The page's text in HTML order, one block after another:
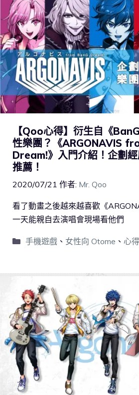
【Qoo心得】衍生自《
性樂團？《ARGONAVIS
Dream!》入門介紹！企劃
推薦！
2020/07/21 作者: Mr. Qoo
看了動畫之後越來越喜歡《
一天能親自去演唱會現場看他們
手機遊戲、 女性向 Otome 、 心